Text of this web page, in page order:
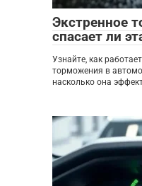
Экстренное
спасает ли
Узнайте, как
торможения в
насколько она